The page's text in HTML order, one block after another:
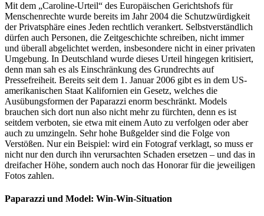
Mit dem „Caroline-Urteil“ des Europäischen Gerichtshofs für
Menschenrechte wurde bereits im Jahr 2004 die Schutzwürdigkeit
der Privatsphäre eines Jeden rechtlich verankert. Selbstverständlich
dürfen auch Personen, die Zeitgeschichte schreiben, nicht immer
und überall abgelichtet werden, insbesondere nicht in einer privaten
Umgebung. In Deutschland wurde dieses Urteil hingegen kritisiert,
denn man sah es als Einschränkung des Grundrechts auf
Pressefreiheit. Bereits seit dem 1. Januar 2006 gibt es in dem US-
amerikanischen Staat Kalifornien ein Gesetz, welches die
Ausübungsformen der Paparazzi enorm beschränkt. Models
brauchen sich dort nun also nicht mehr zu fürchten, denn es ist
seitdem verboten, sie etwa mit einem Auto zu verfolgen oder aber
auch zu umzingeln. Sehr hohe Bußgelder sind die Folge von
Verstößen. Nur ein Beispiel: wird ein Fotograf verklagt, so muss er
nicht nur den durch ihn verursachten Schaden ersetzen – und das in
dreifacher Höhe, sondern auch noch das Honorar für die jeweiligen
Fotos zahlen.
Paparazzi und Model: Win-Win-Situation